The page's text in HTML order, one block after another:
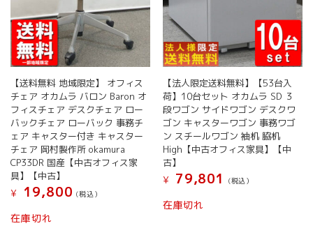
【送料無料 地域限定】 オフィス
チェア オカムラ バロン Baron オ
フィスチェア デスクチェア ロー
バックチェア ローバック 事務チ
ェア キャスター付き キャスター
チェア 岡村製作所 okamura
CP33DR 国産【中古オフィス家
具】【中古】
¥
19,800 (税込）
在庫切れ
【法人限定送料無料】【53台入
荷】10台セット オカムラ SD ３
段ワゴン サイドワゴン デスクワ
ゴン キャスターワゴン 事務ワゴ
ン スチールワゴン 袖机 脇机
High【中古オフィス家具】【中
古】
¥
79,801 (税込）
在庫切れ